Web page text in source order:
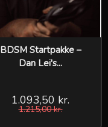
BDSM Startpakke –
Dan Lei's...
1.093,50 kr.
1.215,00 kr.